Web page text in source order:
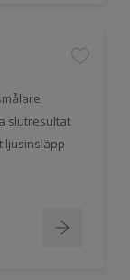
slutresultat
ljusinsläpp